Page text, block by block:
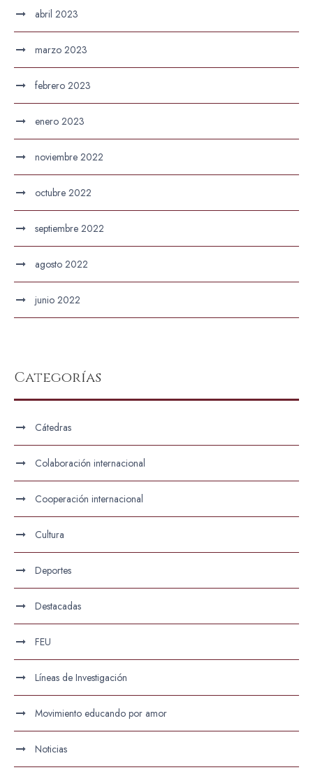
abril 2023
marzo 2023
febrero 2023
enero 2023
noviembre 2022
octubre 2022
septiembre 2022
agosto 2022
junio 2022
Categorías
Cátedras
Colaboración internacional
Cooperación internacional
Cultura
Deportes
Destacadas
FEU
Líneas de Investigación
Movimiento educando por amor
Noticias